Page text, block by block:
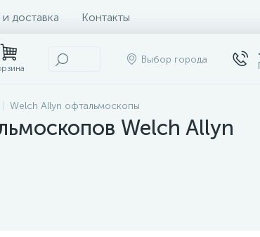
доставка Контакты
Выбор города
Welch Allyn офтальмоскопы
Welch Allyn